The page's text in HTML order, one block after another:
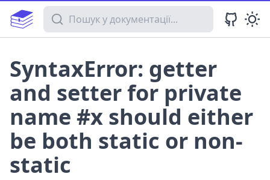
Пошук у документації
SyntaxError: getter
and setter for private
name #x should either
be both static or non-
static